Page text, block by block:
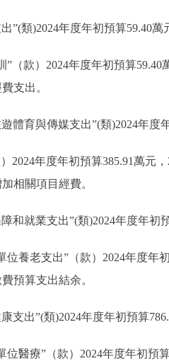
”(類)2024年度年初預算59.40
”（款）2024年度年初預算
支出。
體育與傳媒支出”(類)2024年度
2024年度年初預算385.91萬元
相關項目經費。
和就業支出”(類)2024年度年初
位養老支出”（款）2024年度年
預算支出結余。
支出”(類)2024年度年初預算
位醫療”（款）2024年度年初預